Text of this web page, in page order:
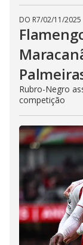
DO R7/02/11/2025
Rubro-Negro
competição